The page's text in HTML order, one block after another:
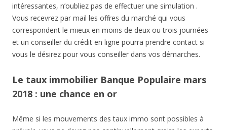
intéressantes, n’oubliez pas de effectuer une simulation .
Vous recevrez par mail les offres du marché qui vous
correspondent le mieux en moins de deux ou trois journées
et un conseiller du crédit en ligne pourra prendre contact si
vous le désirez pour vous conseiller dans vos démarches.
Le taux immobilier Banque Populaire mars
2018 : une chance en or
Même si les mouvements des taux immo sont possibles à